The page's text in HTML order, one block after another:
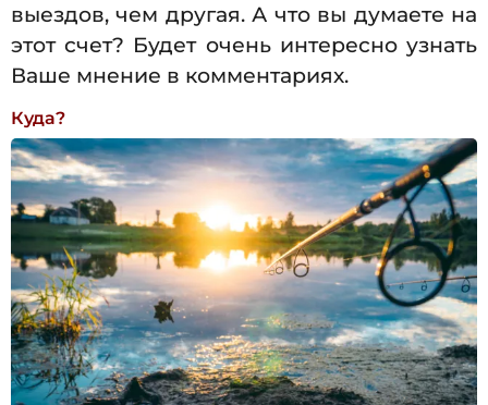
выездов, чем другая. А что вы думаете на
этот счет? Будет очень интересно узнать
Ваше мнение в комментариях.
Куда?